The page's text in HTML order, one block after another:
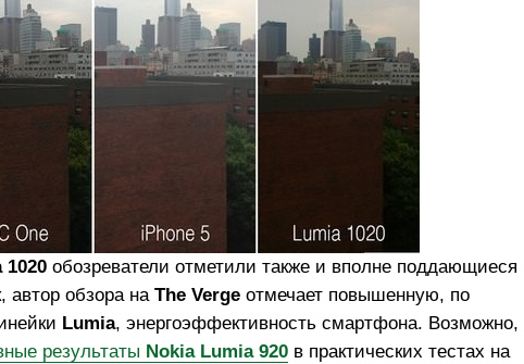
1020 обозреватели отметили также и вполне поддающиеся
автор обзора на The Verge отмечает повышенную, по
Lumia, энергоэффективность смартфона. Возможно,
результаты Nokia Lumia 920 в практических тестах на